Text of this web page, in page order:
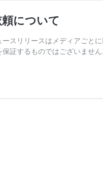
について
スリリースはメディアごと
保証するものではございませ